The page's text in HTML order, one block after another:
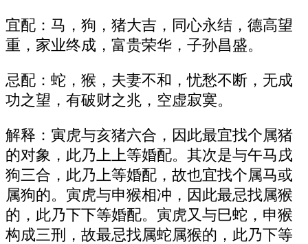
宜配：马，狗，猪大吉，同心永结，德高望
重，家业终成，富贵荣华，子孙昌盛。
忌配：蛇，猴，夫妻不和，忧愁不断，无成
功之望，有破财之兆，空虚寂寞。
解释：寅虎与亥猪六合，因此最宜找个属猪
的对象，此乃上上等婚配。其次是与午马戌
狗三合，此乃上等婚配，故也宜找个属马或
属狗的。寅虎与申猴相冲，因此最忌找属猴
的，此乃下下等婚配。寅虎又与巳蛇，申猴
构成三刑，故最忌找属蛇属猴的，此乃下等